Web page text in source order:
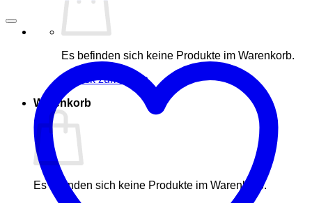
Es befinden sich keine Produkte im Warenkorb.
Zurück zum Shop
Warenkorb
Es befinden sich keine Produkte im Warenkorb.